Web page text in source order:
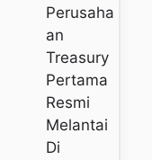
Perusaha
An
Treasury
Pertama
Resmi
Melantai
Di